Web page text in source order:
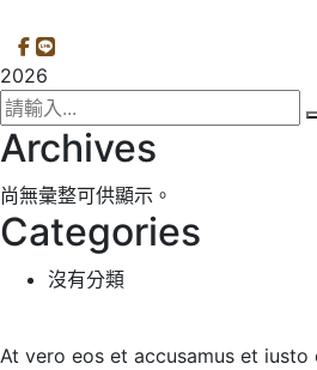
2026
Archives
尚無彙整可供顯示。
Categories
沒有分類
At vero eos et accusamus et